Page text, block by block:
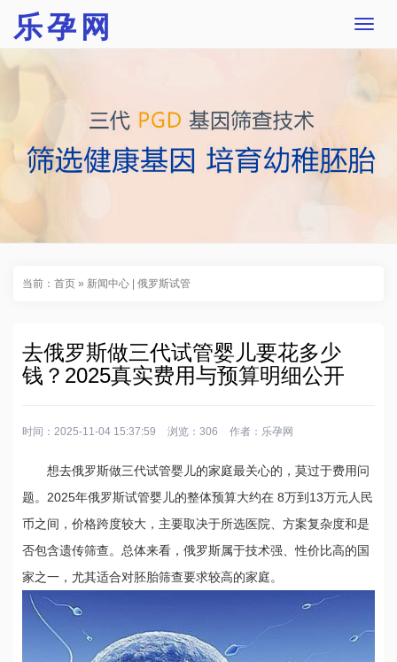
T
e
v
i
g
乐孕网
当前： 首页 » 新闻中心 | 俄罗斯试管
去俄罗斯做三代试管婴儿要花多少
钱？2025真实费用与预算明细公开
时间：2025-11-04 15:37:59 浏览：306 作者： 乐孕网
想去俄罗斯做三代试管婴儿的家庭最关心的，莫过于费用问
题。2025年俄罗斯试管婴儿的整体预算大约在 8万到13万元人民
币之间，价格跨度较大，主要取决于所选医院、方案复杂度和是
否包含遗传筛查。总体来看，俄罗斯属于技术强、性价比高的国
家之一，尤其适合对胚胎筛查要求较高的家庭。